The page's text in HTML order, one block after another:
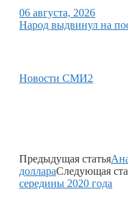
06 августа, 2026
Народ выдвинул на
Новости СМИ2
Предыдущая статья
доллараСледующая
середины 2020 года